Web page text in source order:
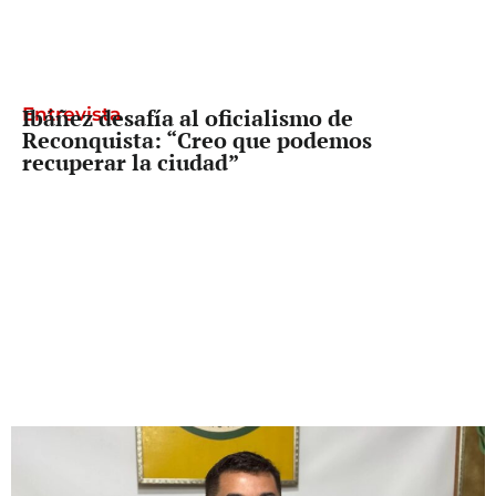
Entrevista
Ibáñez desafía al oficialismo de
Reconquista: “Creo que podemos
recuperar la ciudad”